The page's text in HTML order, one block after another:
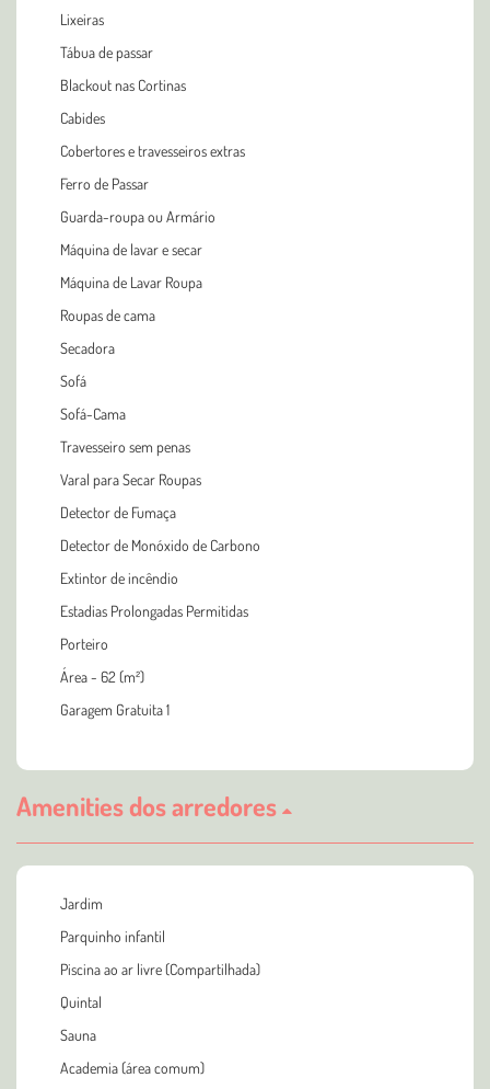
Lixeiras
Tábua de passar
Blackout nas Cortinas
Cabides
Cobertores e travesseiros extras
Ferro de Passar
Guarda-roupa ou Armário
Máquina de lavar e secar
Máquina de Lavar Roupa
Roupas de cama
Secadora
Sofá
Sofá-Cama
Travesseiro sem penas
Varal para Secar Roupas
Detector de Fumaça
Detector de Monóxido de Carbono
Extintor de incêndio
Estadias Prolongadas Permitidas
Porteiro
Área - 62 (m²)
Garagem Gratuita 1
Amenities dos arredores
Jardim
Parquinho infantil
Piscina ao ar livre (Compartilhada)
Quintal
Sauna
Academia (área comum)